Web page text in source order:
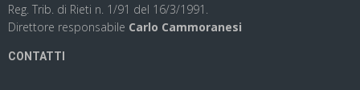
Reg. Trib. di Rieti n. 1/91 del 16/3/1991.
Direttore responsabile Carlo Cammoranesi
CONTATTI